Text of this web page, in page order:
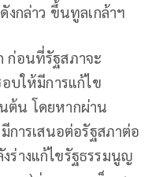
กล่าว ขึ้นทูลเกล้าฯ
ก่อนที่รัฐสภาจะ
บให้มีการแก้ไข
ต้น โดยหากผ่าน
การเสนอต่อรัฐสภาต่อ
ร่างแก้ไขรัฐธรรมนูญ